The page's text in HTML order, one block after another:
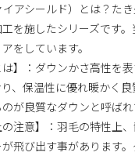
イアシールド）とは？た
を施したシリーズです
をしています。
】：ダウンかさ高性を
、保温性に優れ暖かく
が良質なダウンと呼ばれ
注意】：羽毛の特性上
飛び出す事があります